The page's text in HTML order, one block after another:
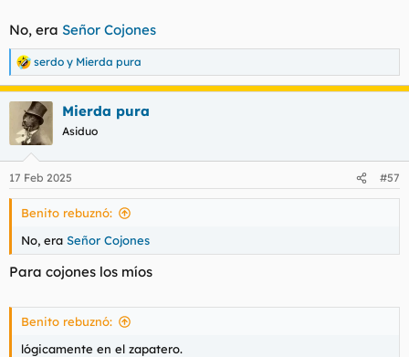
No, era Señor Cojones
R
e
a
i
e
s
serdo y Mierda pura
Mierda pura
Asiduo
17 Feb 2025 #57
Benito rebuznó:
No, era Señor Cojones
Para cojones los míos
Benito rebuznó:
lógicamente en el zapatero.